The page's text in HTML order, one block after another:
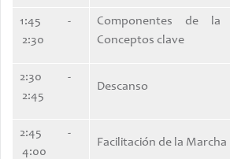
1:45 -
2:30
Componentes de la
Conceptos clave
2:30 -
2:45
Descanso
2:45 -
4:00
Facilitación de la Marcha